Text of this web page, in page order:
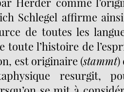
Schlegel affirme
de toutes les
toute l’histoire de
est originaire (stammt)
resurgit,